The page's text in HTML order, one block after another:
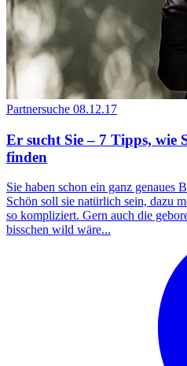
Partnersuche 08.12.17
Er sucht Sie – 7 Tipps, wie
finden
Sie haben schon ein ganz
Schön soll sie natürlich sein, dazu
so kompliziert. Gern auch die
bisschen wild wäre...